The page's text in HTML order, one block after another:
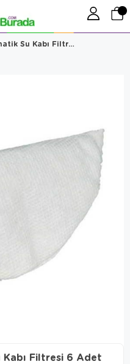
Trixie 24462 Otomatik Su Kabı Filtresi 6 Adet
Filtresi 6 Adet